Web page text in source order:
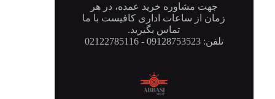
جهت مشاوره خرید عمده، در هر
زمان از ساعات اداری کافیست با ما
تماس بگیرید.
تلفن: 09128753523 - 02122785116